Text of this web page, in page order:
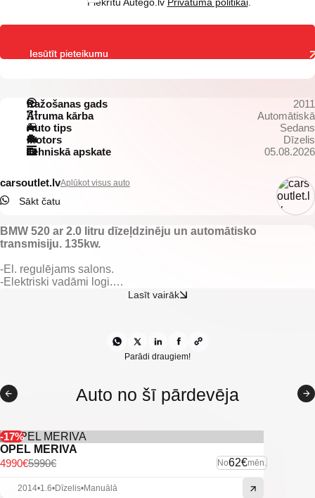
Ražošanas gads
2011
Ātruma kārba
Automātiskā
Auto tips
Sedans
Motors
Dīzelis
Tehniskā apskate
05.08.2026
carsoutlet.lvAplūkot visus auto
Sākt čatu
BMW 520 ar 2.0 litru dīzeļdzinēju un automātisko
transmisiju. 135kw.
-El. regulējams salons.
-Elektriski vadāmi logi.
-Elektriski regulējami spoguļi.
-Miglas lukturi.
-Aizmugurējie parkošanās sensori.
-Vieglmetāla diski.
-U.C. ekstras.
Lasīt vairāk
Parādi draugiem!
Auto no šī pārdevēja
-17%
OPEL MERIVA
No62€mēn.
5990€
4990€
2014•1.6•Dīzelis•Manuālā